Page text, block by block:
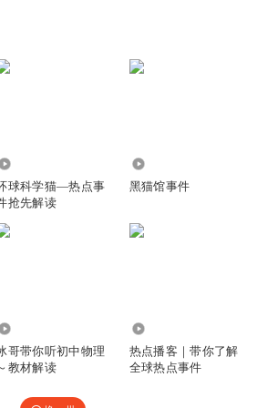
球科学猫—热点事
抢先解读
黑猫馆事件
哥带你听初中物理
教材解读
热点播客｜带你了解
全球热点事件